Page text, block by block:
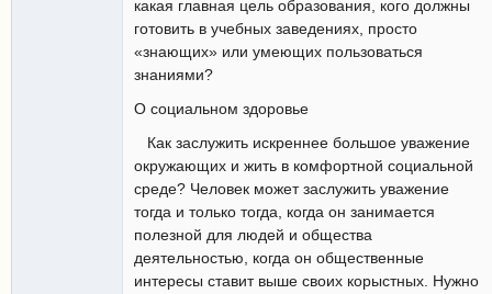
какая главная цель образования, кого должны
готовить в учебных заведениях, просто
«знающих» или умеющих пользоваться
знаниями?
О социальном здоровье
Как заслужить искреннее большое уважение
окружающих и жить в комфортной социальной
среде? Человек может заслужить уважение
тогда и только тогда, когда он занимается
полезной для людей и общества
деятельностью, когда он общественные
интересы ставит выше своих корыстных. Нужно